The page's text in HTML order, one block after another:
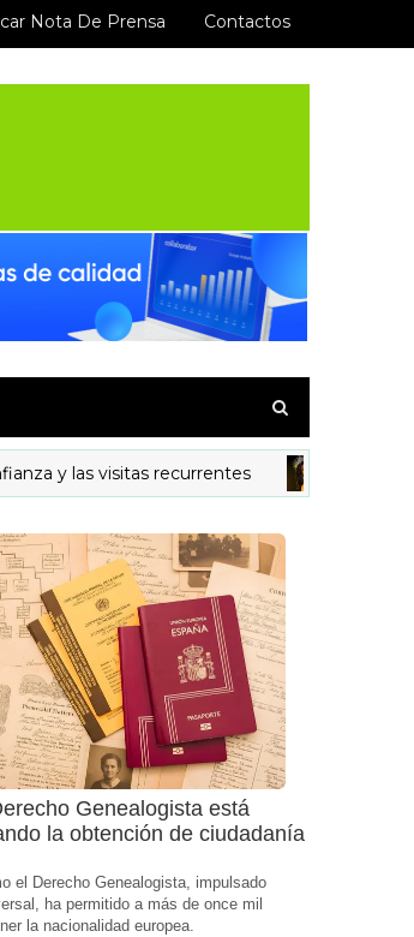
Nota De Prensa Contactos
visitas recurrentes MODELOS
Genealogista está
la obtención de ciudadanía
el Derecho Genealogista, impulsado
ha permitido a más de once mil
la nacionalidad europea.